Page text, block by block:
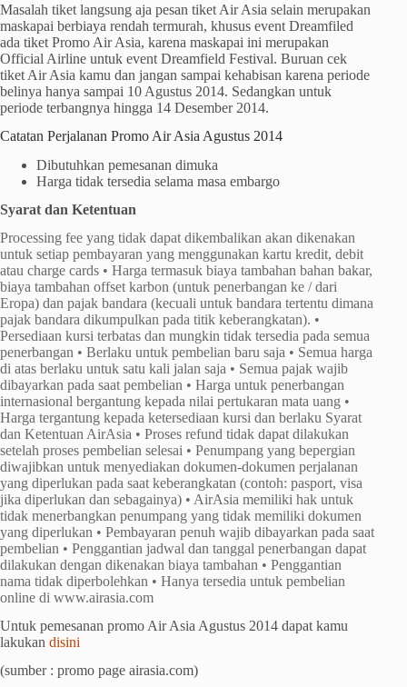
Masalah tiket langsung aja pesan tiket Air Asia selain merupakan
maskapai berbiaya rendah termurah, khusus event Dreamfiled
ada tiket Promo Air Asia, karena maskapai ini merupakan
Official Airline untuk event Dreamfield Festival. Buruan cek
tiket Air Asia kamu dan jangan sampai kehabisan karena periode
belinya hanya sampai 10 Agustus 2014. Sedangkan untuk
periode terbangnya hingga 14 Desember 2014.
Catatan Perjalanan Promo Air Asia Agustus 2014
Dibutuhkan pemesanan dimuka
Harga tidak tersedia selama masa embargo
Syarat dan Ketentuan
Processing fee yang tidak dapat dikembalikan akan dikenakan
untuk setiap pembayaran yang menggunakan kartu kredit, debit
atau charge cards • Harga termasuk biaya tambahan bahan bakar,
biaya tambahan offset karbon (untuk penerbangan ke / dari
Eropa) dan pajak bandara (kecuali untuk bandara tertentu dimana
pajak bandara dikumpulkan pada titik keberangkatan). •
Persediaan kursi terbatas dan mungkin tidak tersedia pada semua
penerbangan • Berlaku untuk pembelian baru saja • Semua harga
di atas berlaku untuk satu kali jalan saja • Semua pajak wajib
dibayarkan pada saat pembelian • Harga untuk penerbangan
internasional bergantung kepada nilai pertukaran mata uang •
Harga tergantung kepada ketersediaan kursi dan berlaku Syarat
dan Ketentuan AirAsia • Proses refund tidak dapat dilakukan
setelah proses pembelian selesai • Penumpang yang bepergian
diwajibkan untuk menyediakan dokumen-dokumen perjalanan
yang diperlukan pada saat keberangkatan (contoh: pasport, visa
jika diperlukan dan sebagainya) • AirAsia memiliki hak untuk
tidak menerbangkan penumpang yang tidak memiliki dokumen
yang diperlukan • Pembayaran penuh wajib dibayarkan pada saat
pembelian • Penggantian jadwal dan tanggal penerbangan dapat
dilakukan dengan dikenakan biaya tambahan • Penggantian
nama tidak diperbolehkan • Hanya tersedia untuk pembelian
online di www.airasia.com
Untuk pemesanan promo Air Asia Agustus 2014 dapat kamu
lakukan disini
(sumber : promo page airasia.com)